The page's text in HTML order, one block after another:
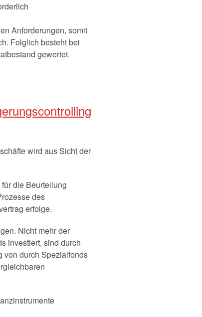
Anforderungen, somit
Folglich besteht bei
gewertet.
wird aus Sicht der
die Beurteilung
des
erfolge.
Nicht mehr der
investiert, sind durch
von durch Spezialfonds